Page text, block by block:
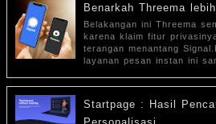
Benarkah Threema
Belakangan ini Threema
karena klaim fitur
terangan menantang
layanan pesan instan ini
Startpage : Hasil